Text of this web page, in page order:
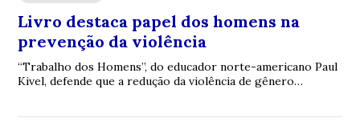
Livro destaca papel dos homens na
prevenção da violência
“Trabalho dos Homens”, do educador norte-americano Paul
Kivel, defende que a redução da violência de gênero